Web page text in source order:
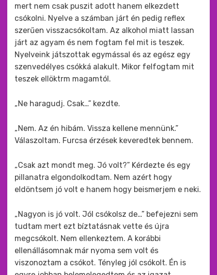
mert nem csak puszit adott hanem elkezdett
csókolni. Nyelve a számban járt én pedig reflex
szerűen visszacsókoltam. Az alkohol miatt lassan
járt az agyam és nem fogtam fel mit is teszek.
Nyelveink játszottak egymással és az egész egy
szenvedélyes csókká alakult. Mikor felfogtam mit
teszek ellöktrm magamtól.
„Ne haragudj. Csak…” kezdte.
„Nem. Az én hibám. Vissza kellene mennünk.”
Válaszoltam. Furcsa érzések keveredtek bennem.
„Csak azt mondt meg. Jó volt?” Kérdezte és egy
pillanatra elgondolkodtam. Nem azért hogy
eldöntsem jó volt e hanem hogy beismerjem e neki.
„Nagyon is jó volt. Jól csókolsz de…” befejezni sem
tudtam mert ezt bíztatásnak vette és újra
megcsókolt. Nem ellenkeztem. A korábbi
ellenállásomnak már nyoma sem volt és
viszonoztam a csókot. Tényleg jól csókolt. Én is